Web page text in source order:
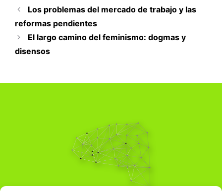
Los problemas del mercado de trabajo y las
reformas pendientes
El largo camino del feminismo: dogmas y
disensos